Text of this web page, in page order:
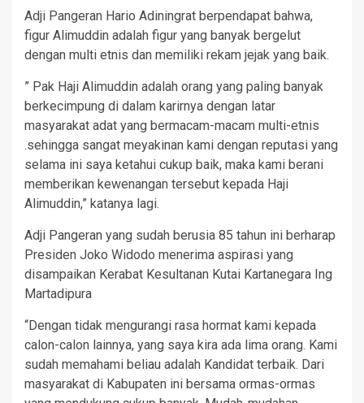
Adji Pangeran Hario Adiningrat berpendapat bahwa,
figur Alimuddin adalah figur yang banyak bergelut
dengan multi etnis dan memiliki rekam jejak yang baik.
” Pak Haji Alimuddin adalah orang yang paling banyak
berkecimpung di dalam karirnya dengan latar
masyarakat adat yang bermacam-macam multi-etnis
.sehingga sangat meyakinan kami dengan reputasi yang
selama ini saya ketahui cukup baik, maka kami berani
memberikan kewenangan tersebut kepada Haji
Alimuddin,” katanya lagi.
Adji Pangeran yang sudah berusia 85 tahun ini berharap
Presiden Joko Widodo menerima aspirasi yang
disampaikan Kerabat Kesultanan Kutai Kartanegara Ing
Martadipura
“Dengan tidak mengurangi rasa hormat kami kepada
calon-calon lainnya, yang saya kira ada lima orang. Kami
sudah memahami beliau adalah Kandidat terbaik. Dari
masyarakat di Kabupaten ini bersama ormas-ormas